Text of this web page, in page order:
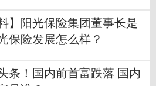
】阳光保险集团董事长是
保险发展怎么样？
条！国内前首富跌落 国内